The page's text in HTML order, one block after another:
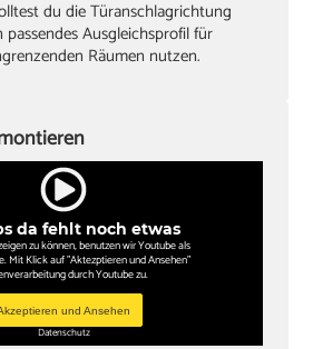
du die Türanschlagrichtung
Ausgleichsprofil für
Räumen nutzen.
da fehlt noch etwas
zu können, benutzen wir Youtube als
Mit Klick auf "Aktezptieren und Ansehen"
durch Youtube zu.
und Ansehen
Datenschutz